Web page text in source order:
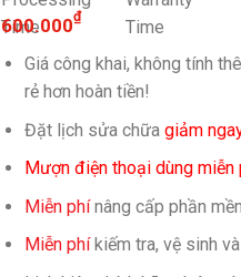
600.000₫
Giá công khai, không tính
rẻ hơn hoàn tiền!
Đặt lịch sửa chữa giảm
Mượn điện thoại dùng miễn
Miễn phínâng cấp phần
Miễn phíkiếm tra, vệ sinh